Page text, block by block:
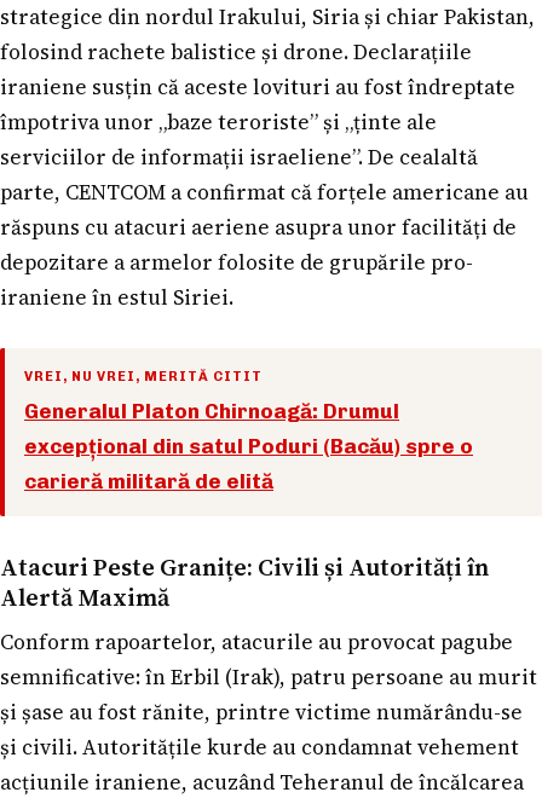
strategice din nordul Irakului, Siria și chiar Pakistan,
folosind rachete balistice și drone. Declarațiile
iraniene susțin că aceste lovituri au fost îndreptate
împotriva unor „baze teroriste” și „ținte ale
serviciilor de informații israeliene”. De cealaltă
parte, CENTCOM a confirmat că forțele americane au
răspuns cu atacuri aeriene asupra unor facilități de
depozitare a armelor folosite de grupările pro-
iraniene în estul Siriei.
VREI, NU VREI, MERITĂ CITIT
Generalul Platon Chirnoagă: Drumul
excepțional din satul Poduri (Bacău) spre o
carieră militară de elită
Atacuri Peste Granițe: Civili și Autorități în
Alertă Maximă
Conform rapoartelor, atacurile au provocat pagube
semnificative: în Erbil (Irak), patru persoane au murit
și șase au fost rănite, printre victime numărându-se
și civili. Autoritățile kurde au condamnat vehement
acțiunile iraniene, acuzând Teheranul de încălcarea